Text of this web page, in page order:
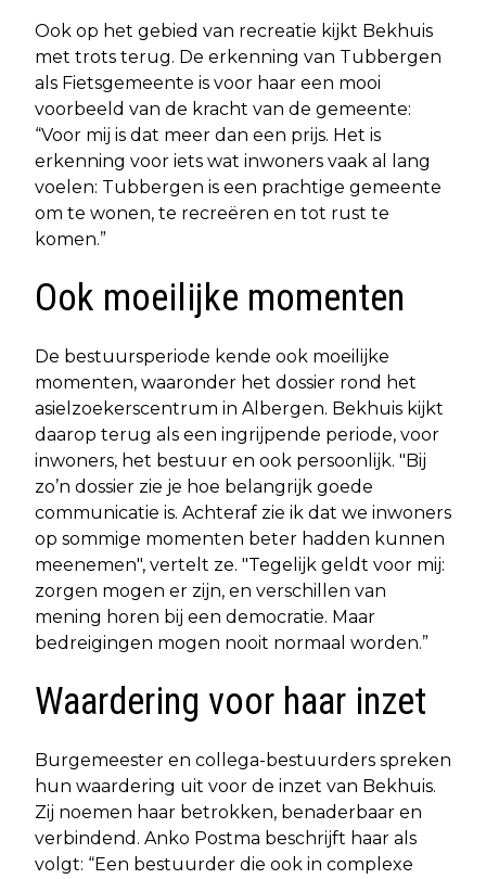
Ook op het gebied van recreatie kijkt Bekhuis
met trots terug. De erkenning van Tubbergen
als Fietsgemeente is voor haar een mooi
voorbeeld van de kracht van de gemeente:
“Voor mij is dat meer dan een prijs. Het is
erkenning voor iets wat inwoners vaak al lang
voelen: Tubbergen is een prachtige gemeente
om te wonen, te recreëren en tot rust te
komen.”
Ook moeilijke momenten
De bestuursperiode kende ook moeilijke
momenten, waaronder het dossier rond het
asielzoekerscentrum in Albergen. Bekhuis kijkt
daarop terug als een ingrijpende periode, voor
inwoners, het bestuur en ook persoonlijk. "Bij
zo’n dossier zie je hoe belangrijk goede
communicatie is. Achteraf zie ik dat we inwoners
op sommige momenten beter hadden kunnen
meenemen", vertelt ze. "Tegelijk geldt voor mij:
zorgen mogen er zijn, en verschillen van
mening horen bij een democratie. Maar
bedreigingen mogen nooit normaal worden.”
Waardering voor haar inzet
Burgemeester en collega-bestuurders spreken
hun waardering uit voor de inzet van Bekhuis.
Zij noemen haar betrokken, benaderbaar en
verbindend. Anko Postma beschrijft haar als
volgt: “Een bestuurder die ook in complexe